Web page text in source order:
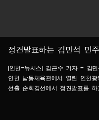
정견발표하는 김민석 민
[인천=뉴시스] 김근수 기자 = 김
인천 남동체육관에서 열린 인천
선출 순회경선에서 정견발표를